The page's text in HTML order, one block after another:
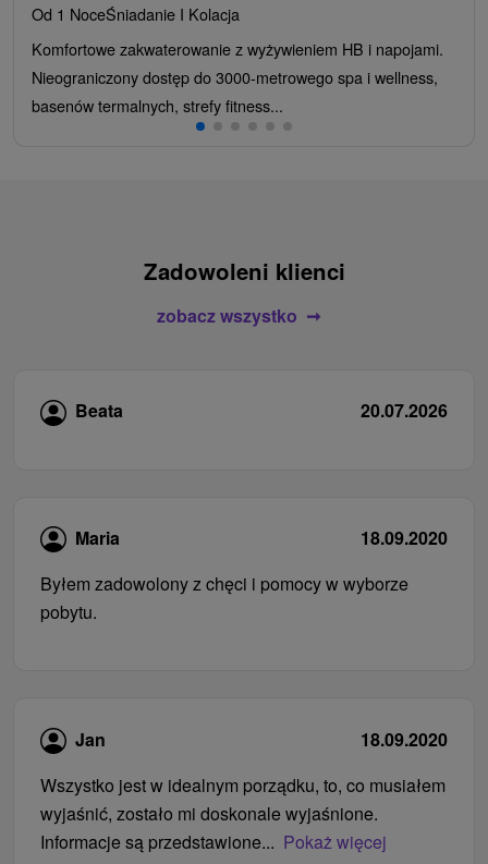
Od 1 NoceŚniadanie I Kolacja
Komfortowe zakwaterowanie z wyżywieniem HB i napojami.
Nieograniczony dostęp do 3000-metrowego spa i wellness,
basenów termalnych, strefy fitness...
Zadowoleni klienci
zobacz wszystko
Beata 20.07.2026
Maria
18.09.2020
Byłem zadowolony z chęci i pomocy w wyborze
pobytu.
Jan
18.09.2020
Wszystko jest w idealnym porządku, to, co musiałem
wyjaśnić, zostało mi doskonale wyjaśnione.
Informacje są przedstawione... Pokaż więcej